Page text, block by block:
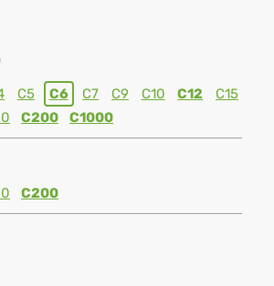
C5 C6 C7 C9 C10 C12
C15
C200 C1000
C200